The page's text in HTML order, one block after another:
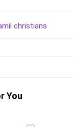
christians
You